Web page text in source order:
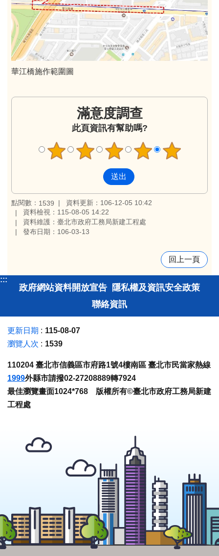
華江橋施作範圍圖
滿意度調查
此頁資訊有幫助嗎?
點閱數： 1539
資料更新：106-12-05 10:42
資料檢視：115-08-05 14:22
資料維護：臺北市政府工務局新建工程處
發布日期：106-03-13
回上一頁
:::
政府網站資料開放宣告 隱私權及資訊安全政策
聯絡資訊
更新日期
115-08-07
瀏覽人次
1539
110204 臺北市信義區市府路1號4樓南區 臺北市民當家熱線
1999外縣市請撥02-27208889轉7924
最佳瀏覽畫面1024*768 版權所有©臺北市政府工務局新建
工程處